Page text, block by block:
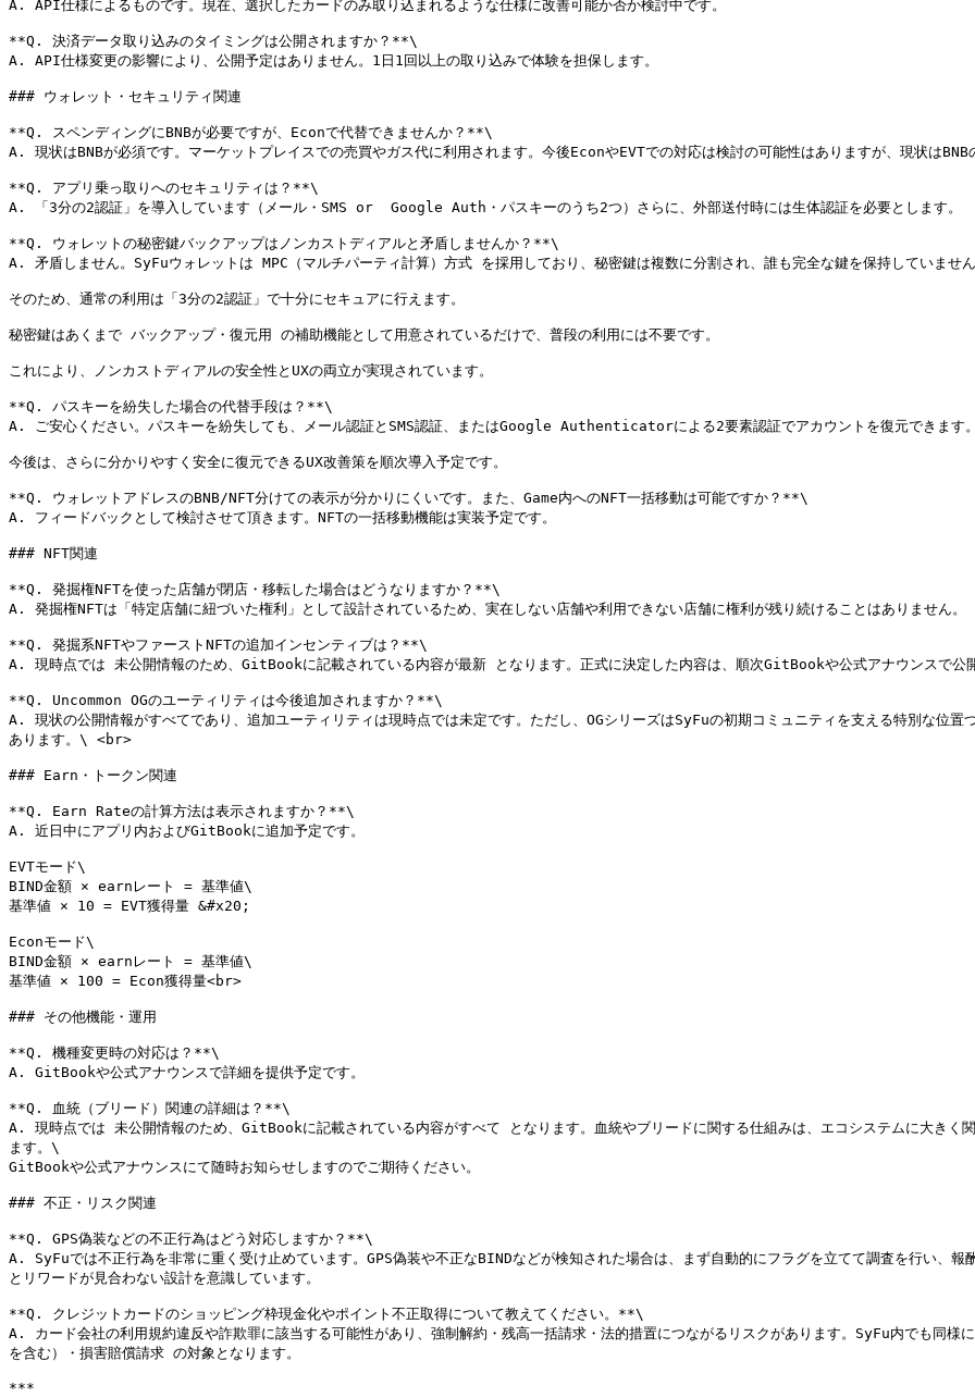
A. API仕様によるものです。現在、選択したカードのみ取り込まれるような仕様に改善可能か否か検討中です。
**Q. 決済データ取り込みのタイミングは公開されますか？**\
A. API仕様変更の影響により、公開予定はありません。1日1回以上の取り込みで体験を担保します。
### ウォレット・セキュリティ関連
**Q. スペンディングにBNBが必要ですが、Econで代替できませんか？**\
A. 現状はBNBが必須です。マーケットプレイスでの売買やガス代に利用されます。今後EconやEVTでの対応は検討の可能性はありますが、現状はBNB
**Q. アプリ乗っ取りへのセキュリティは？**\
A. 「3分の2認証」を導入しています（メール・SMS or  Google Auth・パスキーのうち2つ）さらに、外部送付時には生体認証を必要とします。
**Q. ウォレットの秘密鍵バックアップはノンカストディアルと矛盾しませんか？**\
A. 矛盾しません。SyFuウォレットは MPC（マルチパーティ計算）方式 を採用しており、秘密鍵は複数に分割され、誰も完全な鍵を保持していません
そのため、通常の利用は「3分の2認証」で十分にセキュアに行えます。
秘密鍵はあくまで バックアップ・復元用 の補助機能として用意されているだけで、普段の利用には不要です。
これにより、ノンカストディアルの安全性とUXの両立が実現されています。
**Q. パスキーを紛失した場合の代替手段は？**\
A. ご安心ください。パスキーを紛失しても、メール認証とSMS認証、またはGoogle Authenticatorによる2要素認証でアカウントを復元できます。
今後は、さらに分かりやすく安全に復元できるUX改善策を順次導入予定です。
**Q. ウォレットアドレスのBNB/NFT分けての表示が分かりにくいです。また、Game内へのNFT一括移動は可能ですか？**\
A. フィードバックとして検討させて頂きます。NFTの一括移動機能は実装予定です。
### NFT関連
**Q. 発掘権NFTを使った店舗が閉店・移転した場合はどうなりますか？**\
A. 発掘権NFTは「特定店舗に紐づいた権利」として設計されているため、実在しない店舗や利用できない店舗に権利が残り続けることはありません。
**Q. 発掘系NFTやファーストNFTの追加インセンティブは？**\
A. 現時点では 未公開情報のため、GitBookに記載されている内容が最新 となります。正式に決定した内容は、順次GitBookや公式アナウンスで公開
**Q. Uncommon OGのユーティリティは今後追加されますか？**\
A. 現状の公開情報がすべてであり、追加ユーティリティは現時点では未定です。ただし、OGシリーズはSyFuの初期コミュニティを支える特別な位置
あります。\ <br>
### Earn・トークン関連
**Q. Earn Rateの計算方法は表示されますか？**\
A. 近日中にアプリ内およびGitBookに追加予定です。
EVTモード\
BIND金額 × earnレート = 基準値\
基準値 × 10 = EVT獲得量 &#x20;
Econモード\
BIND金額 × earnレート = 基準値\
基準値 × 100 = Econ獲得量<br>
### その他機能・運用
**Q. 機種変更時の対応は？**\
A. GitBookや公式アナウンスで詳細を提供予定です。
**Q. 血統（ブリード）関連の詳細は？**\
A. 現時点では 未公開情報のため、GitBookに記載されている内容がすべて となります。血統やブリードに関する仕組みは、エコシステムに大きく
ます。\
GitBookや公式アナウンスにて随時お知らせしますのでご期待ください。
### 不正・リスク関連
**Q. GPS偽装などの不正行為はどう対応しますか？**\
A. SyFuでは不正行為を非常に重く受け止めています。GPS偽装や不正なBINDなどが検知された場合は、まず自動的にフラグを立てて調査を行い、報
とリワードが見合わない設計を意識しています。
**Q. クレジットカードのショッピング枠現金化やポイント不正取得について教えてください。**\
A. カード会社の利用規約違反や詐欺罪に該当する可能性があり、強制解約・残高一括請求・法的措置につながるリスクがあります。SyFu内でも同様
を含む）・損害賠償請求 の対象となります。
***